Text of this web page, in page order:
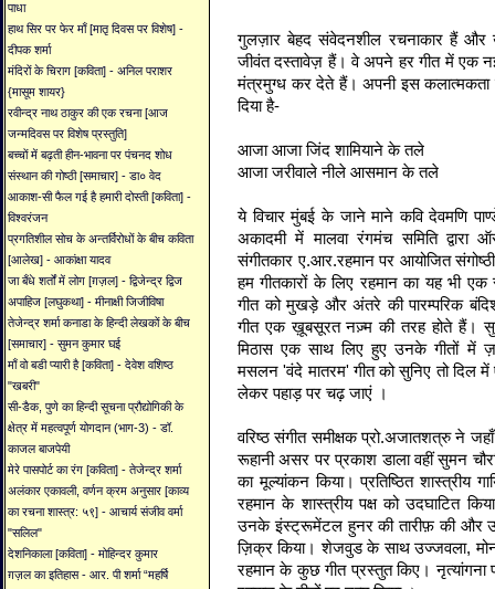
पाधा
हाथ सिर पर फेर माँ [मातृ दिवस पर विशेष] -
दीपक शर्मा
मंदिरों के चिराग [कविता] - अनिल पराशर
{मासूम शायर}
रवीन्द्र नाथ ठाकुर की एक रचना [आज
जन्मदिवस पर विशेष प्रस्तुति]
बच्चों में बढ़ती हीन-भावना पर पंचनद शोध
संस्थान की गोष्ठी [समाचार] - डा० वेद
आकाश-सी फैल गई है हमारी दोस्ती [कविता] -
विश्वरंजन
प्रगतिशील सोच के अन्तर्विरोधों के बीच कविता
[आलेख] - आकांक्षा यादव
जा बँधे शर्तों में लोग [ग़ज़ल] - द्विजेन्द्र द्विज
अपाहिज [लघुकथा] - मीनाक्षी जिजीविषा
तेजेन्द्र शर्मा कनाडा के हिन्दी लेखकों के बीच
[समाचार] - सुमन कुमार घई
माँ वो बडी प्यारी है [कविता] - देवेश वशिष्ठ
"खबरी"
सी-डैक, पुणे का हिन्दी सूचना प्रौद्योगिकी के
क्षेत्र में महत्वपूर्ण योगदान (भाग-3) - डॉ.
काजल बाजपेयी
मेरे पासपोर्ट का रंग [कविता] - तेजेन्द्र शर्मा
अलंकार एकावली, वर्णन क्रम अनुसार [काव्य
का रचना शास्त्र: ५९] - आचार्य संजीव वर्मा
"सलिल"
देशनिकाला [कविता] - मोहिन्दर कुमार
ग़ज़ल का इतिहास - आर. पी शर्मा “महर्षि
गुलज़ार बेहद संवेदनशील रचनाकार हैं और
जीवंत दस्तावेज़ हैं। वे अपने हर गीत में एक
मंत्रमुग्ध कर देते हैं। अपनी इस कलात्मकता
दिया है-
आजा आजा जिंद शामियाने के तले
आजा जरीवाले नीले आसमान के तले
ये विचार मुंबई के जाने माने कवि देवमणि
अकादमी में मालवा रंगमंच समिति द्वारा
संगीतकार ए.आर.रहमान पर आयोजित संगोष्ठी
हम गीतकारों के लिए रहमान का यह भी एक
गीत को मुखड़े और अंतरे की पारम्परिक
गीत एक ख़ूबसूरत नज़्म की तरह होते हैं।
मिठास एक साथ लिए हुए उनके गीतों में
मसलन 'वंदे मातरम'गीत को सुनिए तो दिल में
लेकर पहाड़ पर चढ़ जाएं ।
वरिष्ठ संगीत समीक्षक प्रो.अजातशत्रु ने जहाँ
रूहानी असर पर प्रकाश डाला वहीं सुमन
का मूल्यांकन किया। प्रतिष्ठित शास्त्रीय
रहमान के शास्त्रीय पक्ष को उदघाटित किया
उनके इंस्ट्रूमेंटल हुनर की तारीफ़ की और
ज़िक्र किया। शेजवुड के साथ उज्जवला,
रहमान के कुछ गीत प्रस्तुत किए । नृत्यांगना